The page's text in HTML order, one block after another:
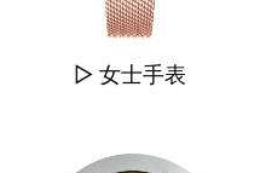
▷ 女士手表